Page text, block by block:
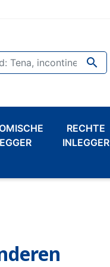

RECHTE
INLEGGER